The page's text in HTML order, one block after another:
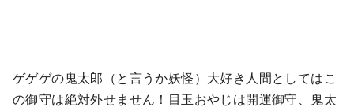
ゲゲゲの鬼太郎（と言うか妖怪）大好き人間としてはこ
の御守は絶対外せません！目玉おやじは開運御守、鬼太